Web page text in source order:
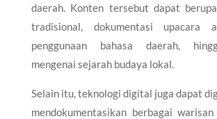
daerah. Konten tersebut dapat
tradisional, dokumentasi upacara
penggunaan bahasa daerah,
mengenai sejarah budaya lokal.
Selain itu, teknologi digital juga dapat
mendokumentasikan berbagai